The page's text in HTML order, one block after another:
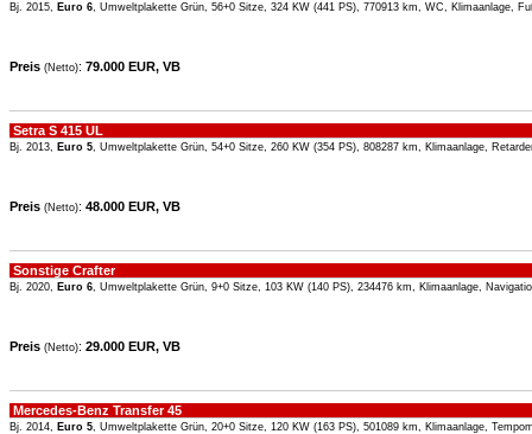
Bj. 2015, Euro 6, Umweltplakette Grün, 56+0 Sitze, 324 KW (441 PS), 770913 km, WC, Klimaanlage,
Preis (Netto): 79.000 EUR, VB
Setra S 415 UL
Bj. 2013, Euro 5, Umweltplakette Grün, 54+0 Sitze, 260 KW (354 PS), 808287 km, Klimaanlage,
Preis (Netto): 48.000 EUR, VB
Sonstige Crafter
Bj. 2020, Euro 6, Umweltplakette Grün, 9+0 Sitze, 103 KW (140 PS), 234476 km, Klimaanlage,
Preis (Netto): 29.000 EUR, VB
Mercedes-Benz Transfer 45
Bj. 2014, Euro 5, Umweltplakette Grün, 20+0 Sitze, 120 KW (163 PS), 501089 km, Klimaanlage,